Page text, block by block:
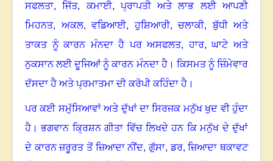
ਸਫਲਤਾ,ਜਿੱਤ,ਕਮਾਈ,ਪ੍ਰਾਪਤੀ ਅਤੇ ਲਾਭ ਲਈ ਆਪਣੀ
ਮਿਹਨਤ, ਅਕਲ, ਵਡਿਆਈ,ਹੁਸ਼ਿਆਰੀ, ਚਲਾਕੀ,ਬੁੱਧੀ ਅਤੇ
ਤਾਕਤ ਨੂੰ ਕਾਰਨ ਮੰਨਦਾ ਹੈ ਪਰ ਅਸਫਲਤ,ਹਾਰ,ਘਾਟੇ ਅਤੇ
ਨੁਕਸਾਨ ਲਈ ਦੂਜਿਆਂ ਨੂੰ ਕਾਰਨ ਮੰਨਦਾ ਹੈ। ਕਿਸਮਤ ਨੂੰ ਜ਼ਿੰਮੇਵਾਰ
ਦੱਸਦਾ ਹੈ ਅਤੇ ਪ੍ਰਮਾਤਮਾ ਦੀ ਕਰੋਪੀ ਕਹਿੰਦਾ ਹੈ ।
ਪਰ ਕਈ ਸਮੁੱਸਿਆਵਾਂ ਅਤੇ ਦੁੱਖਾਂ ਦਾ ਸਿਰਜਕ ਮਨੁੱਖ ਖੁਦ ਵੀ ਹੁੰਦਾ
ਹੈ ।ਭਗਵਾਨ ਕ੍ਰਿਸ਼ਨ ਗੀਤਾ ਵਿੱਚ ਲਿਖਦੇ ਹਨ ਕਿ ਮਨੁੱਖ ਦੇ ਦੁੱਖਾਂ
ਦੇ ਕਾਰਨ ਜ਼ਰੂਰਤ ਤੋਂ ਜ਼ਿਆਦਾ ਨੀਂਦ,ਗੁੱਸਾ,ਡਰ, ਜ਼ਿਆਦਾ ਥਕਾਵਟ